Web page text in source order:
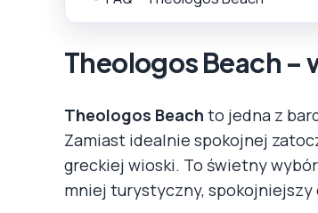
Theologos Beach –
Theologos Beach to jedna z
Zamiast idealnie spokojnej
greckiej wioski. To świetny
mniej turystyczny, spokojniejszy